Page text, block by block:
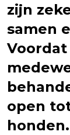
zijn
samen
open